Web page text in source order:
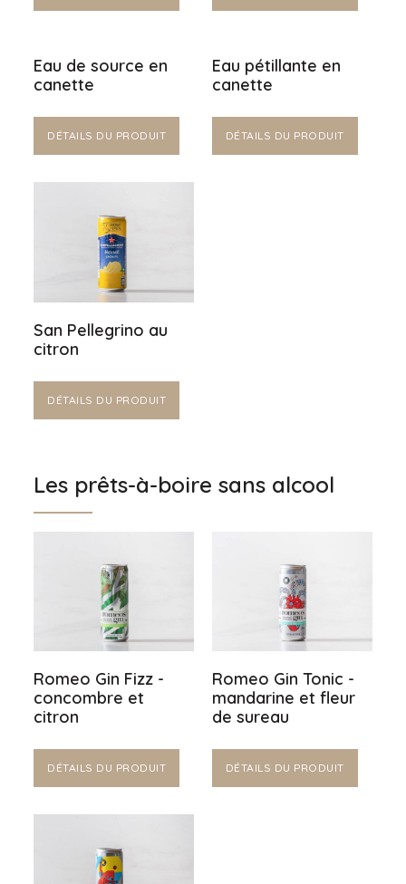
Eau de source en
canette
DÉTAILS DU PRODUIT
Eau pétillante en
canette
DÉTAILS DU PRODUIT
San Pellegrino au
citron
DÉTAILS DU PRODUIT
Les prêts-à-boire sans alcool
Romeo Gin Fizz -
concombre et
citron
DÉTAILS DU PRODUIT
Romeo Gin Tonic -
mandarine et fleur
de sureau
DÉTAILS DU PRODUIT